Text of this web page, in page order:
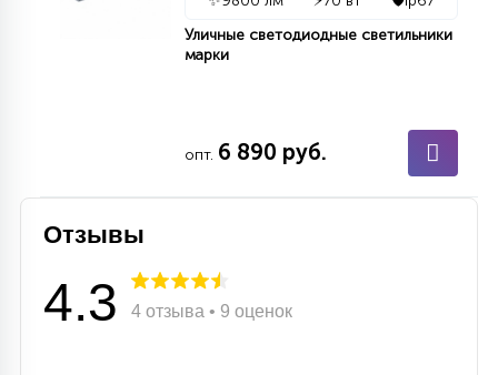
Уличные светодиодные светильники
марки
опт. 6 890 руб.
Отзывы
4.3 4 отзыва • 9 оценок